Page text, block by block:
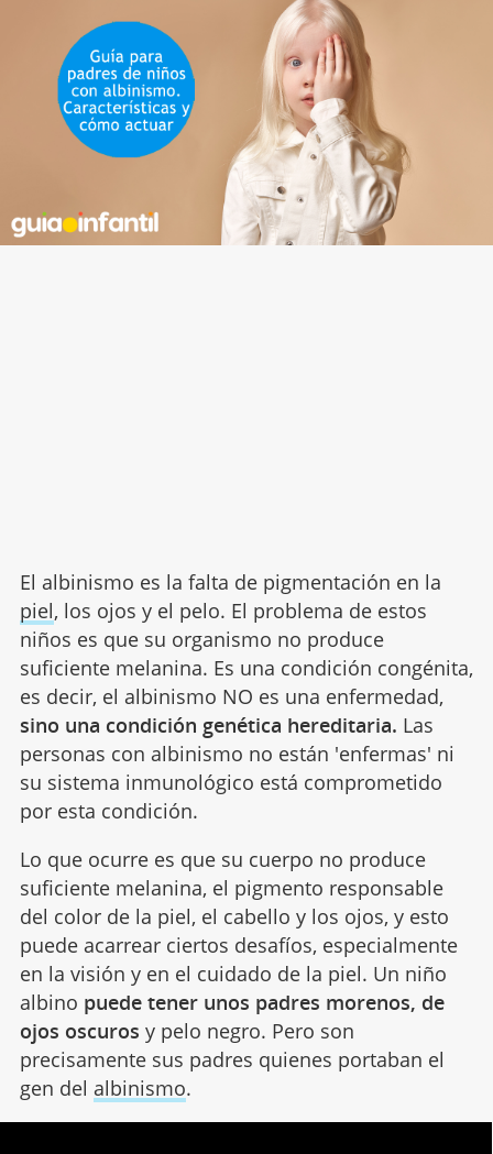
El albinismo es la falta de pigmentación en la
piel, los ojos y el pelo. El problema de estos
niños es que su organismo no produce
suficiente melanina. Es una condición congénita,
es decir, el albinismo NO es una enfermedad,
sino una condición genética hereditaria. Las
personas con albinismo no están 'enfermas' ni
su sistema inmunológico está comprometido
por esta condición.
Lo que ocurre es que su cuerpo no produce
suficiente melanina, el pigmento responsable
del color de la piel, el cabello y los ojos, y esto
puede acarrear ciertos desafíos, especialmente
en la visión y en el cuidado de la piel. Un niño
albino puede tener unos padres morenos, de
ojos oscuros y pelo negro. Pero son
precisamente sus padres quienes portaban el
gen del albinismo.